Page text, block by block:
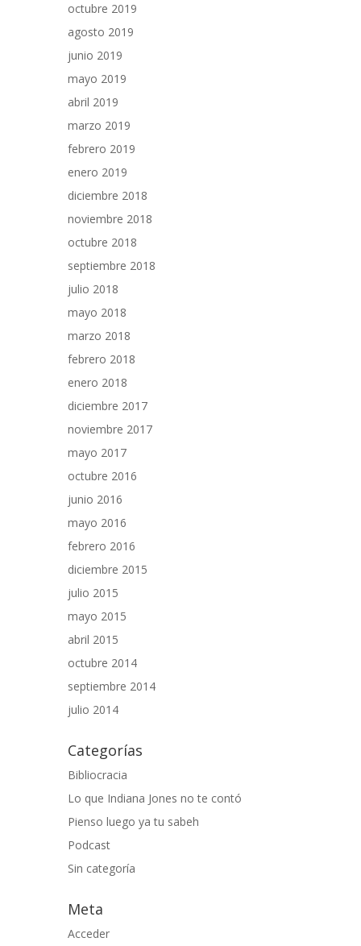
octubre 2019
agosto 2019
junio 2019
mayo 2019
abril 2019
marzo 2019
febrero 2019
enero 2019
diciembre 2018
noviembre 2018
octubre 2018
septiembre 2018
julio 2018
mayo 2018
marzo 2018
febrero 2018
enero 2018
diciembre 2017
noviembre 2017
mayo 2017
octubre 2016
junio 2016
mayo 2016
febrero 2016
diciembre 2015
julio 2015
mayo 2015
abril 2015
octubre 2014
septiembre 2014
julio 2014
Categorías
Bibliocracia
Lo que Indiana Jones no te contó
Pienso luego ya tu sabeh
Podcast
Sin categoría
Meta
Acceder